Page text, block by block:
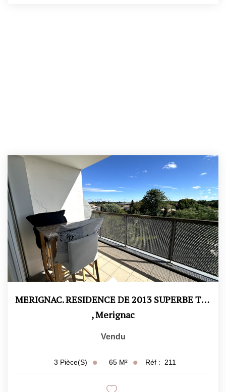
MERIGNAC. RESIDENCE DE 2013 SUPERBE T3 DE 65M2 TERRASSES ET...
,Merignac
Vendu
3 Pièce(s) 65 M² Réf : 211